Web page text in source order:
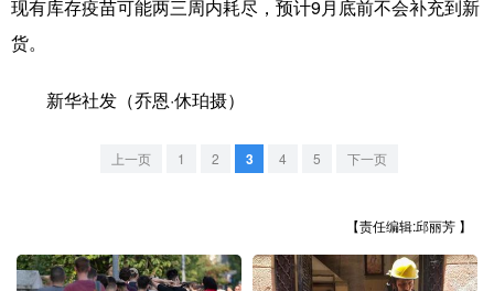
天津 河北
江苏
浙江 安徽 福建 江西
现有库存疫苗可能两三周内耗尽，预计9月底前不会补充到新
货。
新华社发（乔恩·休珀摄）
上一页 1 2 3 4 5 下一页
【责任编辑:邱丽芳 】